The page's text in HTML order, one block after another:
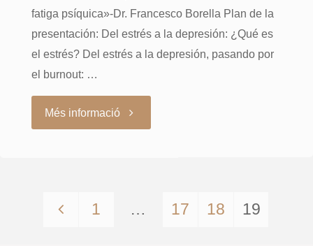
fatiga psíquica»-Dr. Francesco Borella Plan de la
presentación: Del estrés a la depresión: ¿Qué es
el estrés? Del estrés a la depresión, pasando por
el burnout: …
Més informació"Sessió
Francesco
1 … 17 18 19